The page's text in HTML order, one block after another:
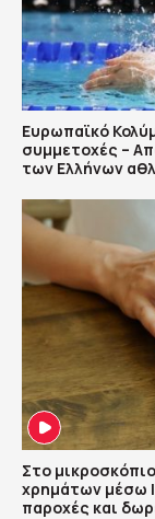
Ευρωπαϊκό
συμμετοχές –
των Ελλήνων
Στο
χρημάτων μέσω
παροχές και